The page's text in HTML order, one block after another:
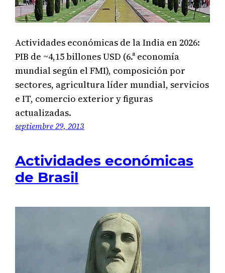
Actividades económicas de la India en 2026:
PIB de ~4,15 billones USD (6.ª economía
mundial según el FMI), composición por
sectores, agricultura líder mundial, servicios
e IT, comercio exterior y figuras
actualizadas.
septiembre 29, 2013
Actividades económicas
de Brasil